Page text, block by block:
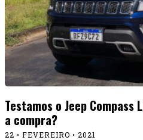
Testamos o Jeep Compass
a compra?
22 • FEVEREIRO • 2021